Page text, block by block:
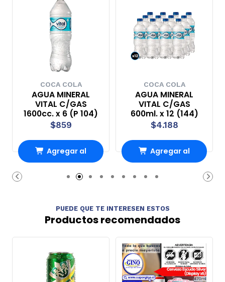
COCA COLA
AGUA MINERAL
VITAL C/GAS
1600cc. x 6 (P 104)
$859
Agregar al
Carro
COCA COLA
AGUA MINERAL
VITAL C/GAS
600ml. x 12 (144)
$4.188
Agregar al
Carro
PUEDE QUE TE INTERESEN ESTOS
Productos recomendados